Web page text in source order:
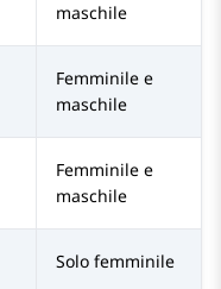
maschile
Femminile e
maschile
Femminile e
maschile
Solo femminile